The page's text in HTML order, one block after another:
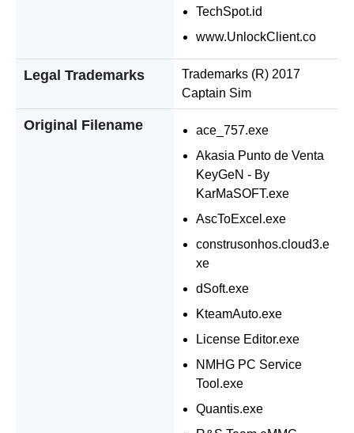
TechSpot.id
www.UnlockClient.co
Legal Trademarks
Trademarks (R) 2017
Captain Sim
Original Filename
ace_757.exe
Akasia Punto de Venta
KeyGeN - By
KarMaSOFT.exe
AscToExcel.exe
construsonhos.cloud3.e
xe
dSoft.exe
KteamAuto.exe
License Editor.exe
NMHG PC Service
Tool.exe
Quantis.exe